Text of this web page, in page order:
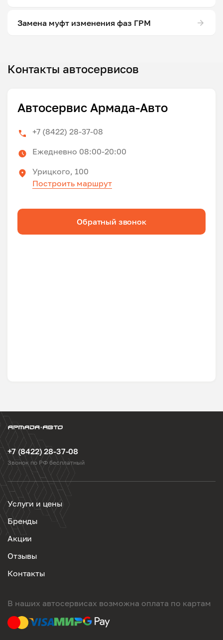
Замена муфт изменения фаз ГРМ
Контакты автосервисов
Автосервис Армада-Авто
+7 (8422) 28-37-08
Ежедневно 08:00-20:00
Урицкого, 100
Построить маршрут
Обратный звонок
+7 (8422) 28-37-08
Звонок по РФ бесплатный
Услуги и цены
Бренды
Акции
Отзывы
Контакты
В наших автосервисах возможна оплата по картам